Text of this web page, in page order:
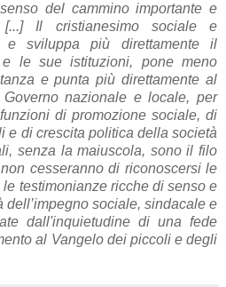
del cammino importante e
Il cristianesimo sociale e
e sviluppa più direttamente il
le sue istituzioni, pone meno
e punta più direttamente al
nazionale e locale, per
di promozione sociale, di
e di crescita politica della società
senza la maiuscola, sono il filo
cesseranno di riconoscersi le
testimonianze ricche di senso e
sociale, sindacale e
dall'inquietudine di una fede
al Vangelo dei piccoli e degli